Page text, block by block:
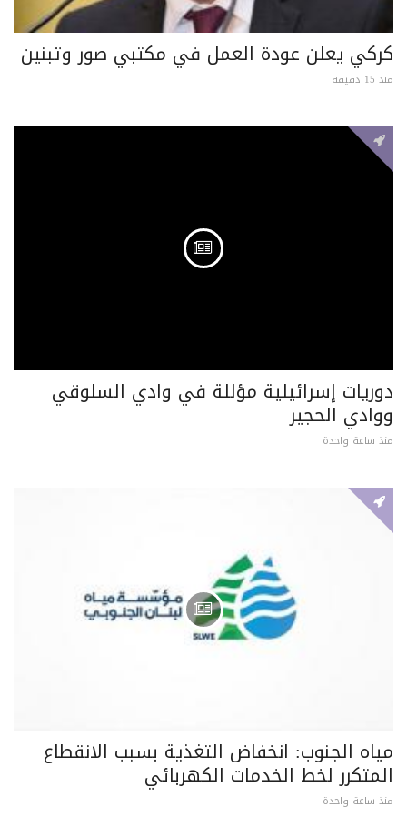
كركي يعلن عودة العمل في مكتبي صور وتبنين
منذ 15 دقيقة
دوريات إسرائيلية مؤللة في وادي السلوقي
ووادي الحجير
منذ ساعة واحدة
مياه الجنوب: انخفاض التغذية بسبب الانقطاع
المتكرر لخط الخدمات الكهربائي
منذ ساعة واحدة